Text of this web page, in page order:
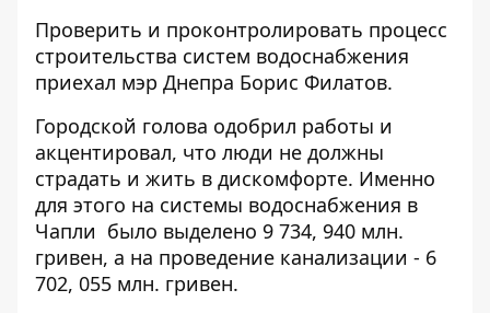
Проверить и проконтролировать процесс
строительства систем водоснабжения
приехал мэр Днепра Борис Филатов.
Городской голова одобрил работы и
акцентировал, что люди не должны
страдать и жить в дискомфорте. Именно
для этого на системы водоснабжения в
Чапли было выделено 9 734, 940 млн.
гривен, а на проведение канализации - 6
702, 055 млн. гривен.